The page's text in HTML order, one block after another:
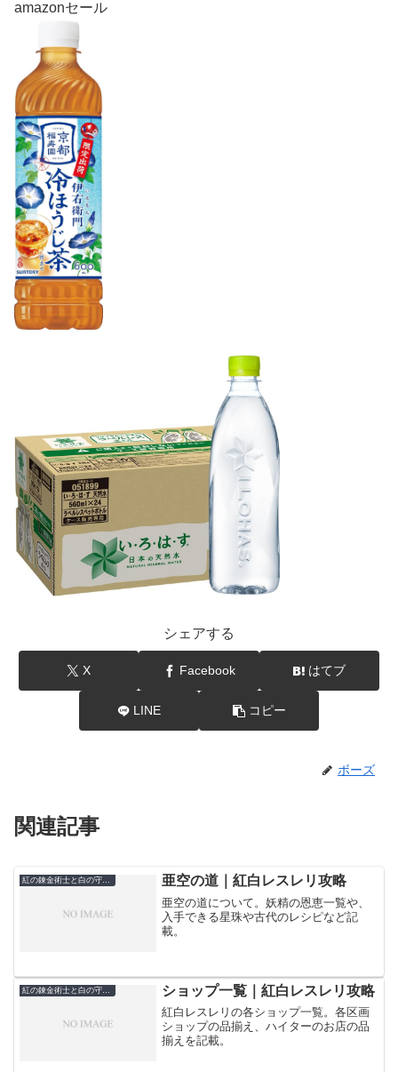
amazonセール
シェアする
X Facebook はてブ
LINE コピー
ボーズ
関連記事
紅の錬金術士と白の守護者～レスレリアーナのアトリエ～ 亜空の道｜紅白レスレリ攻略
亜空の道について。妖精の恩恵一覧や、
入手できる星珠や古代のレシピなど記
載。
紅の錬金術士と白の守護者～レスレリアーナのアトリエ～ ショップ一覧｜紅白レスレリ攻略
紅白レスレリの各ショップ一覧。各区画
ショップの品揃え、ハイターのお店の品
揃えを記載。